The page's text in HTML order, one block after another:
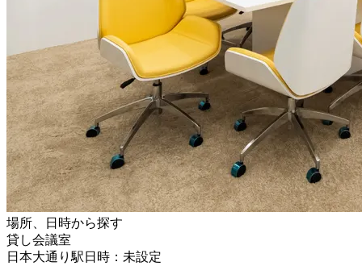
場所、日時から探す
貸し会議室
日本大通り駅日時：未設定